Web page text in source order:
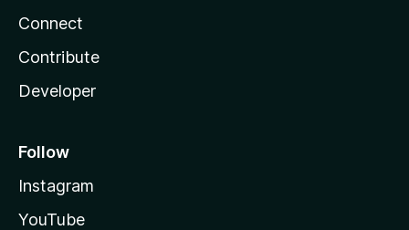
Connect
Contribute
Developer
Follow
Instagram
YouTube